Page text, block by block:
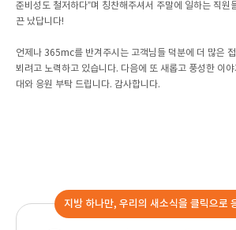
준비성도 철저하다”며 칭찬해주셔서 주말에 일하는 직원
끈 났답니다!
언제나 365mc를 반겨주시는 고객님들 덕분에 더 많은
뵈려고 노력하고 있습니다. 다음에 또 새롭고 풍성한 이야
대와 응원 부탁 드립니다. 감사합니다.
지방 하나만, 우리의 새소식을 클릭으로